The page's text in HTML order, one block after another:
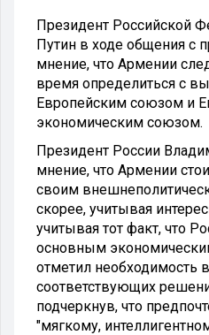
Президент Российской
Путин в ходе общения с
мнение, что Армении
время определиться с
Европейским союзом и
экономическим союзом.
Президент России
мнение, что Армении
своим
скорее, учитывая
учитывая тот факт, что
основным
отметил необходимость
соответствующих
подчеркнув, что
"мягкому,